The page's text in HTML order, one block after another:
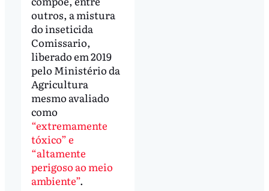
outros, a mistura
do inseticida
Comissario,
liberado em 2019
pelo Ministério da
Agricultura
mesmo avaliado
como
“extremamente
tóxico” e
“altamente
perigoso ao meio
ambiente”.